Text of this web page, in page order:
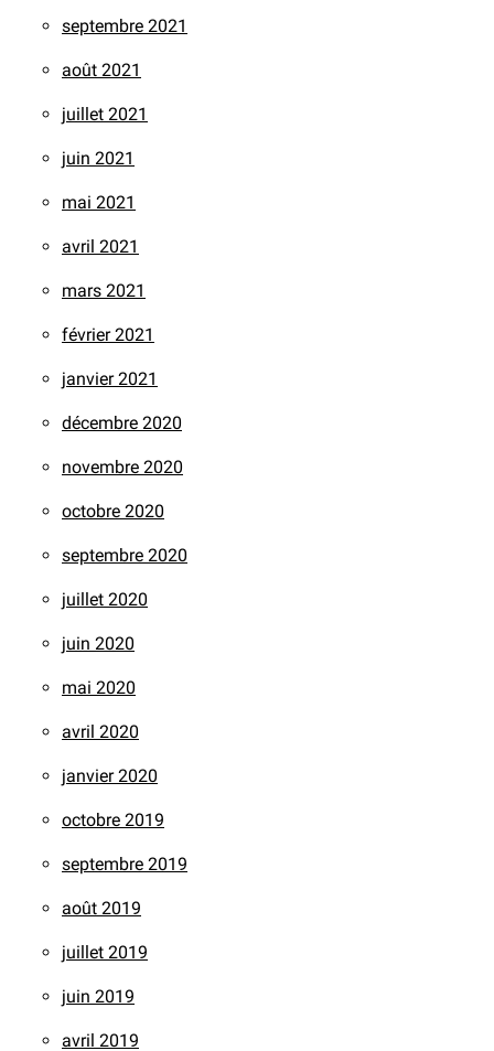
septembre 2021
août 2021
juillet 2021
juin 2021
mai 2021
avril 2021
mars 2021
février 2021
janvier 2021
décembre 2020
novembre 2020
octobre 2020
septembre 2020
juillet 2020
juin 2020
mai 2020
avril 2020
janvier 2020
octobre 2019
septembre 2019
août 2019
juillet 2019
juin 2019
avril 2019